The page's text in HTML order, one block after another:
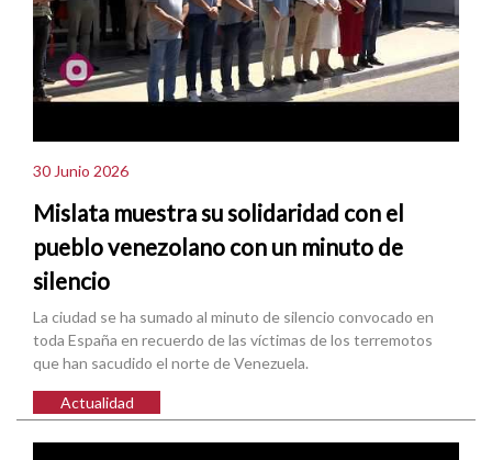
30 Junio 2026
Mislata muestra su solidaridad con el
pueblo venezolano con un minuto de
silencio
La ciudad se ha sumado al minuto de silencio convocado en
toda España en recuerdo de las víctimas de los terremotos
que han sacudido el norte de Venezuela.
Actualidad